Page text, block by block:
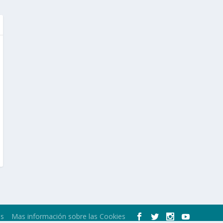
Mas información sobre las Cookies